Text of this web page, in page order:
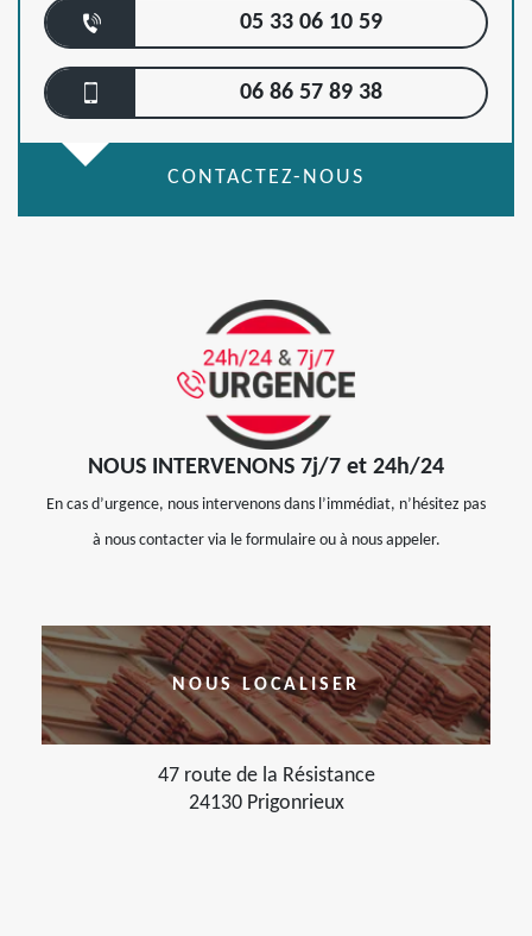
05 33 06 10 59
06 86 57 89 38
CONTACTEZ-NOUS
NOUS INTERVENONS 7j/7 et 24h/24
En cas d’urgence, nous intervenons dans l’immédiat, n’hésitez pas
à nous contacter via le formulaire ou à nous appeler.
NOUS LOCALISER
47 route de la Résistance
24130 Prigonrieux